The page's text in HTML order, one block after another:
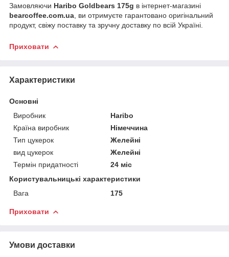
Замовляючи Haribo Goldbears 175g в інтернет-магазині
bearcoffee.com.ua , ви отримуєте гарантовано оригінальний
продукт, свіжу поставку та зручну доставку по всій Україні.
Приховати
Характеристики
Основні
Виробник
Haribo
Країна виробник
Німеччина
Тип цукерок
Желейні
вид цукерок
Желейні
Термін придатності
24 міс
Користувальницькі характеристики
Вага
175
Приховати
Умови доставки